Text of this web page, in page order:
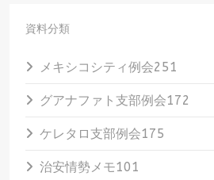
資料分類
メキシコシティ例会251
グアナファト支部例会172
ケレタロ支部例会175
治安情勢メモ101